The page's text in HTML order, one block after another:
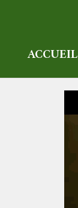
ACCUEIL